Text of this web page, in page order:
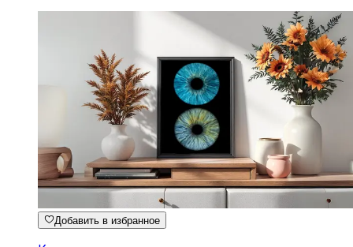
Добавить в избранное